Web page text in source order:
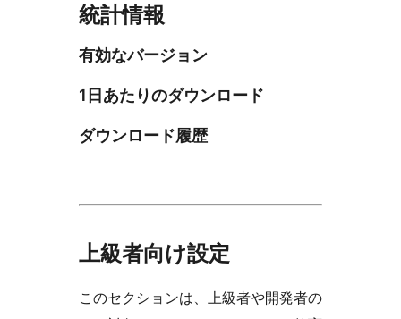
統計情報
有効なバージョン
1日あたりのダウンロード
ダウンロード履歴
上級者向け設定
このセクションは、上級者や開発者の